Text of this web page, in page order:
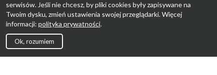
serwisów. Jeśli nie chcesz, by pliki cookies były zapisywane na
Twoim dysku, zmień ustawienia swojej przeglądarki. Więcej
informacji: polityka prywatności.
Ok, rozumiem